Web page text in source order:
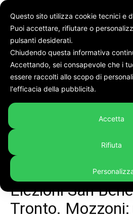
Home In evidenza
Elezioni San
Tronto.
Questo sito utilizza cookie tecnici e
Puoi accettare, rifiutare o
pulsanti desiderati.
Chiudendo questa informativa
Accettando, sei consapevole che i
essere raccolti allo scopo di
l'efficacia della pubblicità.
Accetta
Rifiuta